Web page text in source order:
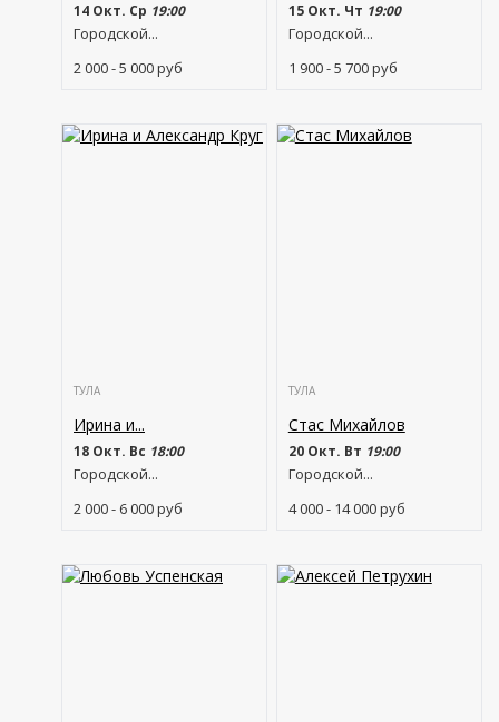
14 Окт. Ср 19:00
Городской...
2 000 - 5 000руб
15 Окт. Чт 19:00
Городской...
1 900 - 5 700руб
ТУЛА
Ирина и...
18 Окт. Вс 18:00
Городской...
2 000 - 6 000руб
ТУЛА
Стас Михайлов
20 Окт. Вт 19:00
Городской...
4 000 - 14 000руб